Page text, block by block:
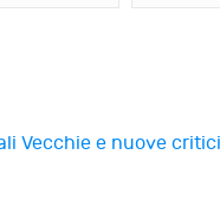
Vecchie e nuove